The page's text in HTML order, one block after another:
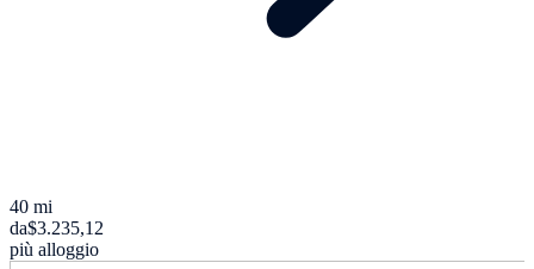
40 mi
da$3.235,12
più alloggio